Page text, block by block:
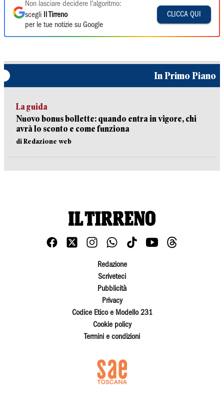
Non lasciare decidere l'algoritmo:
scegli
Il Tirreno
per le tue notizie su Google
CLICCA QUI
In Primo Piano
La guida
Nuovo bonus bollette: quando entra in vigore, chi
avrà lo sconto e come funziona
di Redazione web
Redazione
Scriveteci
Pubblicità
Privacy
Codice Etico e Modello 231
Cookie policy
Termini e condizioni